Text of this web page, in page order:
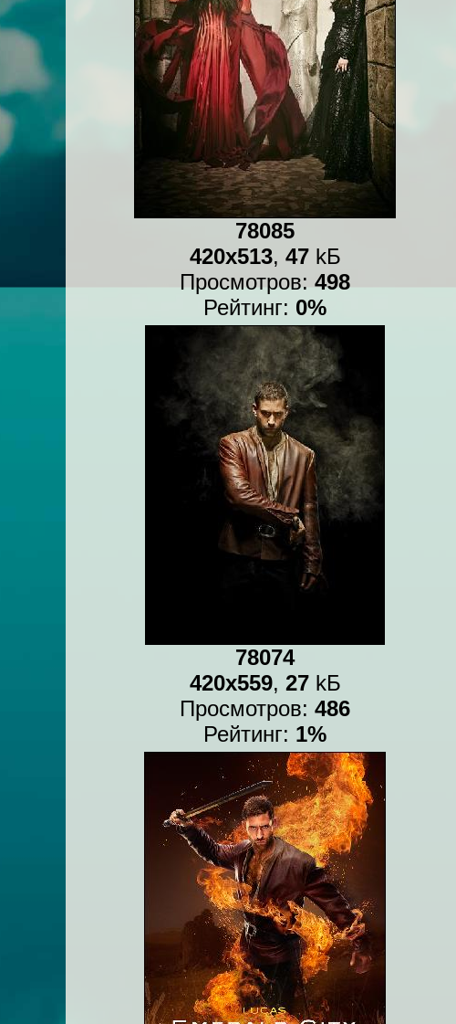
78085
420x513, 47kБ
Просмотров: 498
Рейтинг: 0%
78074
420x559, 27kБ
Просмотров: 486
Рейтинг: 1%